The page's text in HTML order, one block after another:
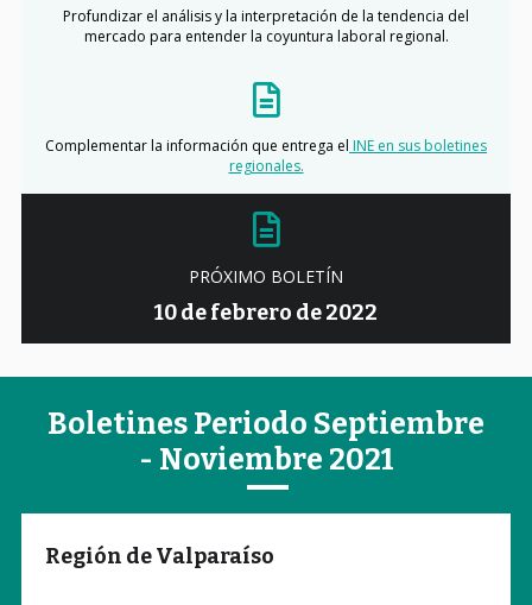
Profundizar el análisis y la interpretación de la tendencia del
mercado para entender la coyuntura laboral regional.
Complementar la información que entrega el INE en sus boletines
regionales.
PRÓXIMO BOLETÍN
10 de febrero de 2022
Boletines Periodo Septiembre
- Noviembre 2021
Región de Valparaíso